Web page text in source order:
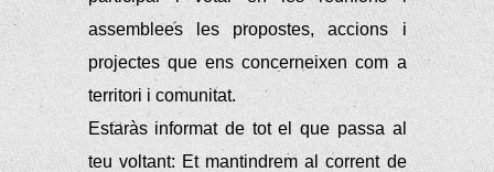
assemblees les propostes, accions i
projectes que ens concerneixen com a
territori i comunitat.
Estaràs informat de tot el que passa al
teu voltant: Et mantindrem al corrent de